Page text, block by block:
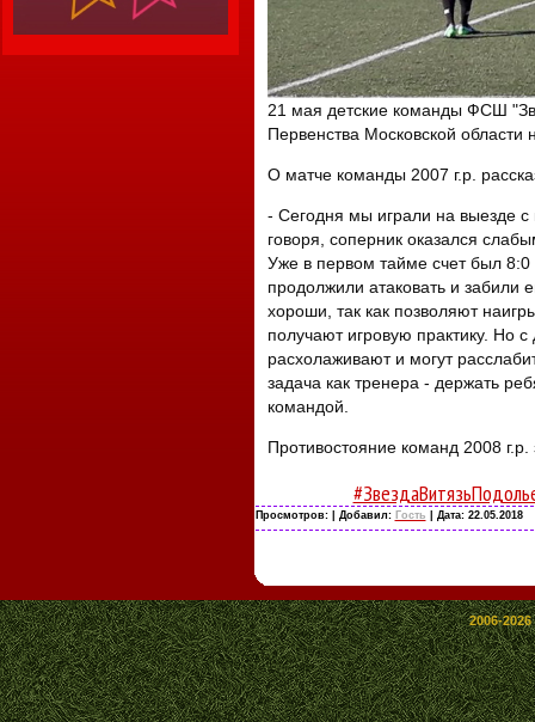
21 мая детские команды ФСШ
Первенства Московской области
О матче команды 2007 г.р.
- Сегодня мы играли на выезде
говоря, соперник оказался
Уже в первом тайме счет был
продолжили атаковать и
хороши, так как позволяют
получают игровую практику. Но
расхолаживают и могут
задача как тренера - держать
командой.
Противостояние команд 2008
Просмотров: | Добавил: Гость | Дата: 22.05.2018
2006-